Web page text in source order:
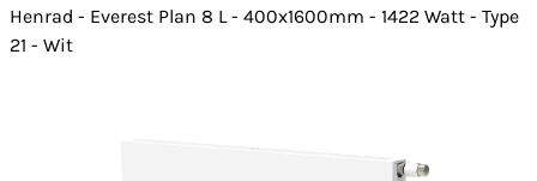
Henrad - Everest Plan 8 L - 400x1600mm - 1422 Watt - Type
21 - Wit